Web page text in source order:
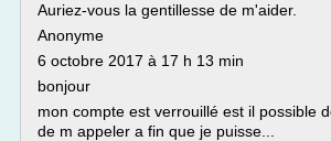
Auriez-vous la gentillesse de m'aider.
Anonyme
6 octobre 2017 à 17 h 13 min
bonjour
mon compte est verrouillé est il possible
de m appeler a fin que je puisse...